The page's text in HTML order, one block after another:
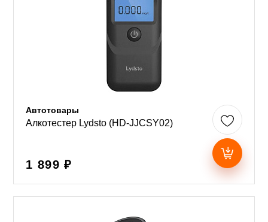
Автотовары
Алкотестер Lydsto (HD-JJCSY02)
1 899 ₽